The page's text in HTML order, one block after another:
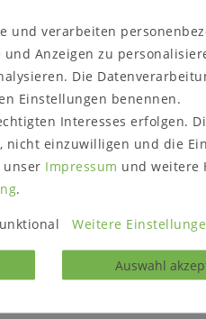
massiv
weiß lackiert und gelaugt
werden zur Selbstmontage
und verarbeiten
Anzeigen zu
Die
Einstellungen benennen.
Interesses erfolgen.
nicht einzuwilligen und die
unser Impressum und weitere
.
Weitere
Auswahl